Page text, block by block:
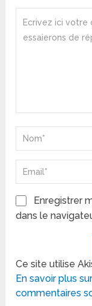
Enregistrer
dans le
Ce site utilise
En savoir plus
commentaires